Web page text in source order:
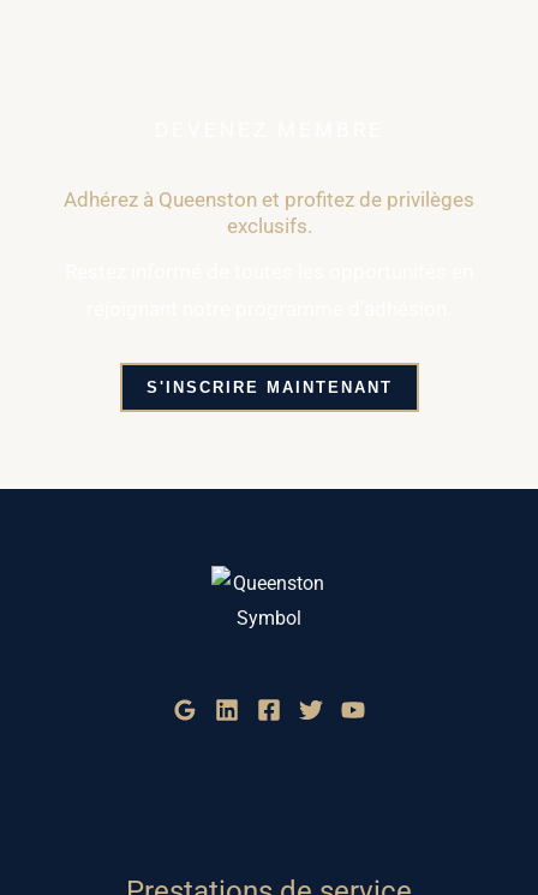
Adhérez à Queenston et profitez de privilèges
exclusifs.
S'INSCRIRE MAINTENANT